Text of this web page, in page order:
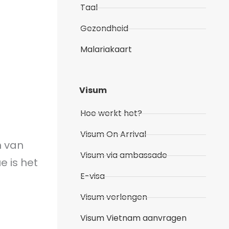
van
is het
Taal
Gezondheid
Malariakaart
Visum
Hoe werkt het?
Visum On Arrival
Visum via ambassade
E-visa
Visum verlengen
Visum Vietnam aanvragen